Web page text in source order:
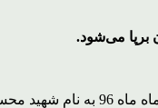
می‌شود.
، سرگرد عبدالوحید ملک‌آرا اظهار داشت: چهارمین